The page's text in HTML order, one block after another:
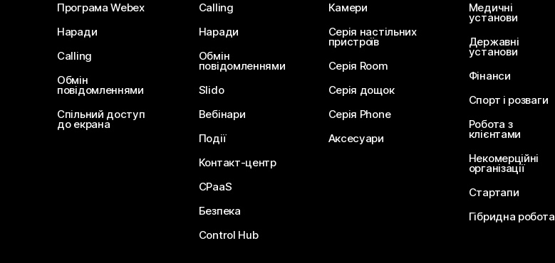
Програма Webex
Наради
Calling
Обмін
повідомленнями
Спільний доступ
до екрана
Calling
Наради
Обмін
повідомленнями
Slido
Вебінари
Події
Контакт-центр
CPaaS
Безпека
Control Hub
Камери
Серія настільних
пристроїв
Серія Room
Серія дощок
Серія Phone
Аксесуари
Медичні
установи
Державні
установи
Фінанси
Спорт і розваги
Робота з
клієнтами
Некомерційні
організації
Стартапи
Гібридна робота